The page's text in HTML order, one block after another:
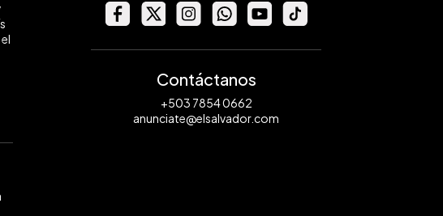
Contáctanos
+503 7854 0662
anunciate@elsalvador.com